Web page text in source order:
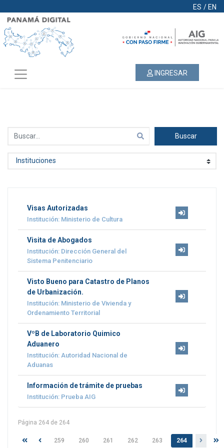
ES / EN
INGRESAR
Buscar
Visas Autorizadas
Institución: Ministerio de Cultura
Visita de Abogados
Institución: Dirección General del
Sistema Penitenciario
Visto Bueno para Catastro de Planos
de Urbanización.
Institución: Ministerio de Vivienda y
Ordenamiento Territorial
VºB de Laboratorio Quimico
Aduanero
Institución: Autoridad Nacional de
Aduanas
Información de trámite de pruebas
Institución: Prueba AIG
Página 264 de 264
259 260 261 262 263 264